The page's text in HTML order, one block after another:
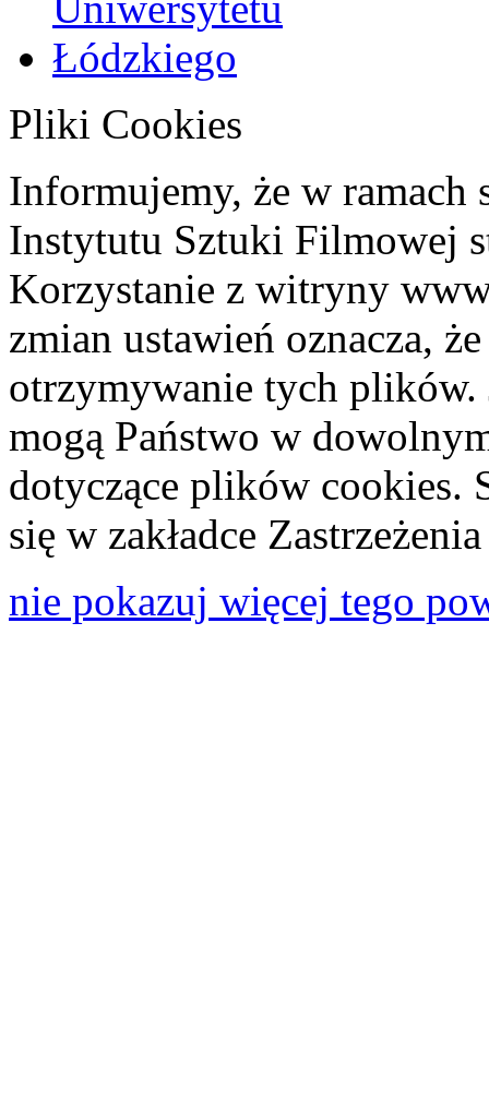
Pliki Cookies
Informujemy, że w ramach
Instytutu Sztuki Filmowej
Korzystanie z witryny
zmian ustawień oznacza,
otrzymywanie tych plików.
mogą Państwo w
dotyczące plików cookies.
się w zakładce
nie pokazuj więcej tego